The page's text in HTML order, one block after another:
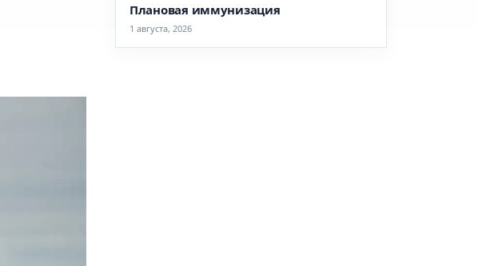
Плановая иммунизация
1 августа, 2026